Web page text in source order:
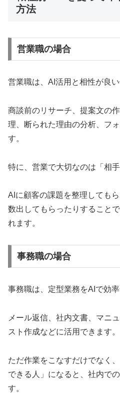
方法
営業職の場合
営業職は、AI活用と相性が良い
商談前のリサーチ、提案文の
理、断られた理由の分析、フ
す。
特に、営業で大切なのは「相
AIに顧客の課題を整理しても
数出してもらったりすること
れます。
事務職の場合
事務職は、定型業務をAIで効
メール返信、社内文書、マニ
スト作成などに活用できます。
ただ作業をこなすだけでなく
できる人」になると、社内で
す。